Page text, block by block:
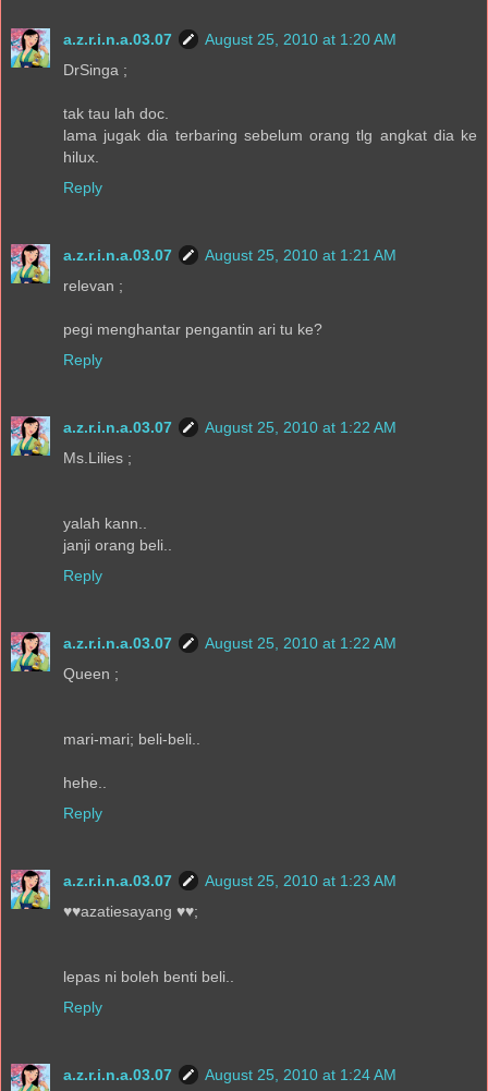
a.z.r.i.n.a.03.07
August 25, 2010 at 1:20 AM
DrSinga ;
tak tau lah doc.
lama jugak dia terbaring sebelum orang tlg angkat dia ke
hilux.
Reply
a.z.r.i.n.a.03.07
August 25, 2010 at 1:21 AM
relevan ;
pegi menghantar pengantin ari tu ke?
Reply
a.z.r.i.n.a.03.07
August 25, 2010 at 1:22 AM
Ms.Lilies ;
yalah kann..
janji orang beli..
Reply
a.z.r.i.n.a.03.07
August 25, 2010 at 1:22 AM
Queen ;
mari-mari; beli-beli..
hehe..
Reply
a.z.r.i.n.a.03.07
August 25, 2010 at 1:23 AM
♥♥azatiesayang ♥♥;
lepas ni boleh benti beli..
Reply
a.z.r.i.n.a.03.07
August 25, 2010 at 1:24 AM